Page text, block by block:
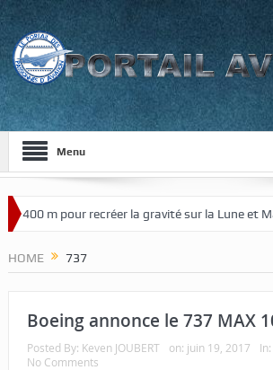
Menu
m pour recréer la gravité sur la Lune et Mars
HOME 737
Boeing annonce le 737 MAX
Posted By: Keven JOUBERT on: juin 19, 2017 In:
No Comments